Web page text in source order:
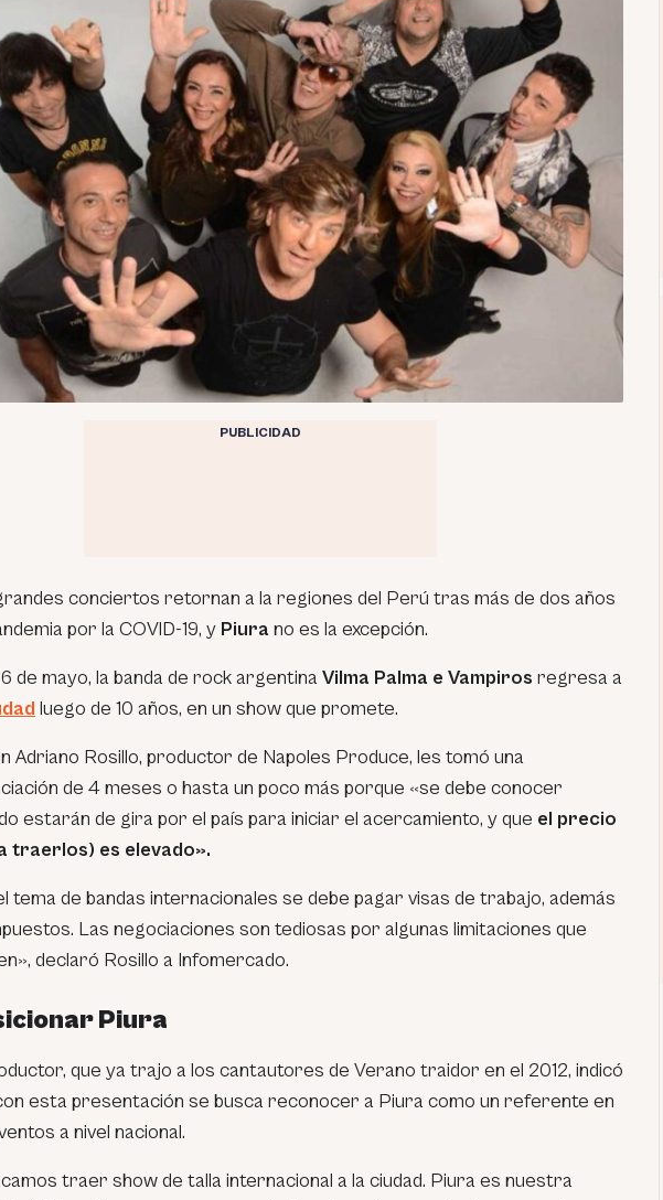
PUBLICIDAD
conciertos retornan a la regiones del Perú tras más de dos años
por la COVID-19, y Piura no es la excepción.
de mayo, la banda de rock argentina Vilma Palma e Vampiros regresa a
luego de 10 años, en un show que promete.
Adriano Rosillo, productor de Napoles Produce, les tomó una
de 4 meses o hasta un poco más porque «se debe conocer
estarán de gira por el país para iniciar el acercamiento, y que el precio
traerlos) es elevado».
tema de bandas internacionales se debe pagar visas de trabajo, además
Las negociaciones son tediosas por algunas limitaciones que
declaró Rosillo a Infomercado.
Piura
que ya trajo a los cantautores de Verano traidor en el 2012, indicó
esta presentación se busca reconocer a Piura como un referente en
a nivel nacional.
traer show de talla internacional a la ciudad. Piura es nuestra